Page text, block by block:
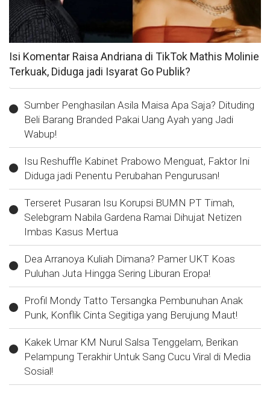
Isi Komentar Raisa Andriana di TikTok Mathis Molinie
Terkuak, Diduga jadi Isyarat Go Publik?
Sumber Penghasilan Asila Maisa Apa Saja? Dituding
Beli Barang Branded Pakai Uang Ayah yang Jadi
Wabup!
Isu Reshuffle Kabinet Prabowo Menguat, Faktor Ini
Diduga jadi Penentu Perubahan Pengurusan!
Terseret Pusaran Isu Korupsi BUMN PT Timah,
Selebgram Nabila Gardena Ramai Dihujat Netizen
Imbas Kasus Mertua
Dea Arranoya Kuliah Dimana? Pamer UKT Koas
Puluhan Juta Hingga Sering Liburan Eropa!
Profil Mondy Tatto Tersangka Pembunuhan Anak
Punk, Konflik Cinta Segitiga yang Berujung Maut!
Kakek Umar KM Nurul Salsa Tenggelam, Berikan
Pelampung Terakhir Untuk Sang Cucu Viral di Media
Sosial!